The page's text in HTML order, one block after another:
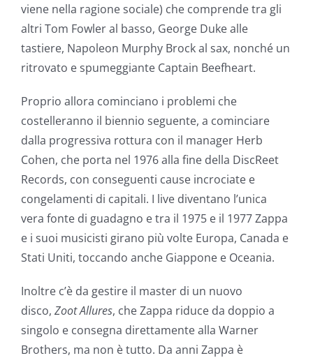
viene nella ragione sociale) che comprende tra gli
altri Tom Fowler al basso, George Duke alle
tastiere, Napoleon Murphy Brock al sax, nonché un
ritrovato e spumeggiante Captain Beefheart.
Proprio allora cominciano i problemi che
costelleranno il biennio seguente, a cominciare
dalla progressiva rottura con il manager Herb
Cohen, che porta nel 1976 alla fine della DiscReet
Records, con conseguenti cause incrociate e
congelamenti di capitali. I live diventano l’unica
vera fonte di guadagno e tra il 1975 e il 1977 Zappa
e i suoi musicisti girano più volte Europa, Canada e
Stati Uniti, toccando anche Giappone e Oceania.
Inoltre c’è da gestire il master di un nuovo
disco, Zoot Allures, che Zappa riduce da doppio a
singolo e consegna direttamentealla Warner
Brothers, ma non è tutto. Da anni Zappa è